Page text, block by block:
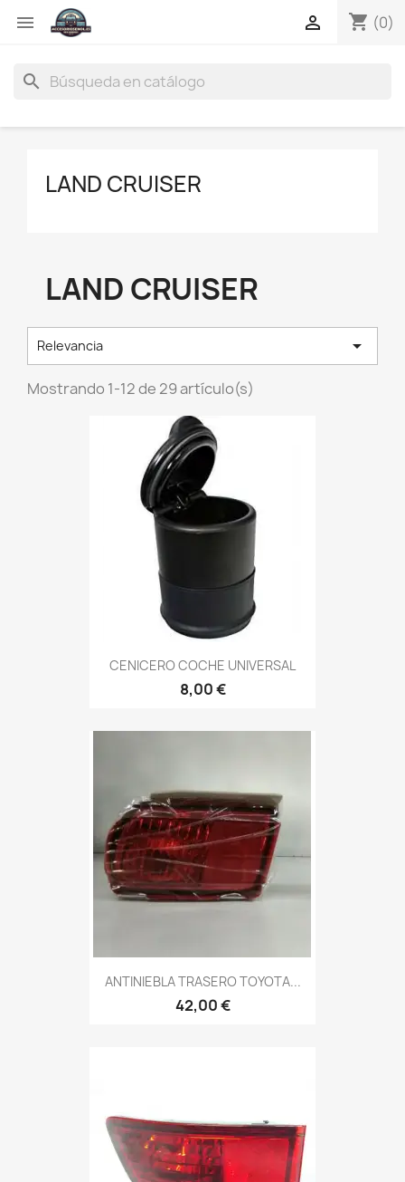
 shopping_cart (0)

search
LAND CRUISER
LAND CRUISER
Relevancia 
Mostrando 1-12 de 29 artículo(s)
CENICERO COCHE UNIVERSAL
8,00 €
ANTINIEBLA TRASERO TOYOTA...
42,00 €